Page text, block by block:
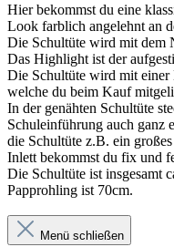
Hier bekommst du eine
Look farblich angelehnt an
Die Schultüte wird mit dem
Das Highlight ist der
Die Schultüte wird mit einer
welche du beim Kauf
In der genähten Schultüte
Schuleinführung auch ganz
die Schultüte z.B. ein
Inlett bekommst du fix und
Die Schultüte ist insgesamt
Papprohling ist 70cm.
Menü schließen